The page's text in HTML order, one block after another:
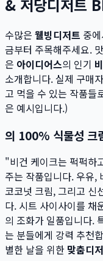
& 저당디저트
수많은 웰빙디저트 중
금부터 주목해주세요.
은 아이디어스의 인기
소개합니다. 실제 구매
고 먹을 수 있는 작품들
은 예시입니다.)
의 100% 식물성 크
"비건 케이크는 퍽퍽하
주는 작품입니다. 우유,
코코넛 크림, 그리고 신
다. 시트 사이사이를 채
의 조화가 일품입니다.
는 분들에게 강력 추천
별한 날을 위한 맞춤디